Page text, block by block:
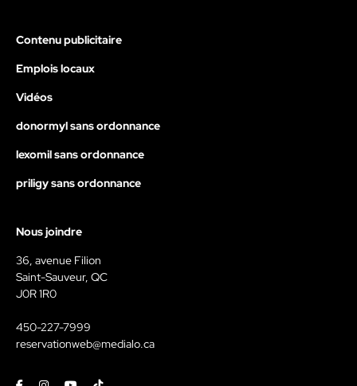
Contenu publicitaire
Emplois locaux
Vidéos
donormyl sans ordonnance
lexomil sans ordonnance
priligy sans ordonnance
Nous joindre
36, avenue Filion
Saint-Sauveur, QC
J0R 1R0
450-227-7999
reservationweb@medialo.ca